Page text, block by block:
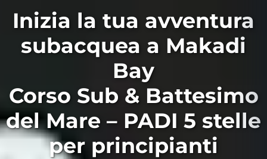
Inizia la tua avventura
subacquea a Makadi
Bay
Corso Sub & Battesimo
del Mare – PADI 5 stelle
per principianti